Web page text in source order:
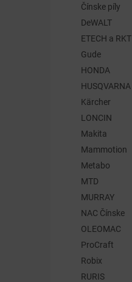
Čínske píly
DeWALT
ETECH a RKT
Gude
HONDA
HUSQVARNA
Kärcher
LONCIN
Makita
Mammotion
Metabo
MTD
MURRAY
NAC Čínske
OLEOMAC
ProCraft
Robix
RURIS